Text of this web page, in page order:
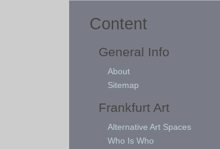
Content
General Info
About
Sitemap
Frankfurt Art
Alternative Art Spaces
Who Is Who